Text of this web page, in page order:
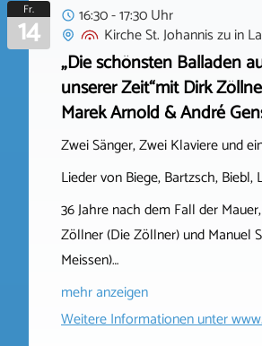
Fr.
14
16:30 - 17:30 Uhr
Kirche St. Johannis zuin
„Die schönsten Balladen
unserer Zeit“mit Dirk
Marek Arnold & André
Zwei Sänger, Zwei Klaviere und
Lieder von Biege, Bartzsch, Biebl,
36 Jahre nach dem Fall der
Zöllner (Die Zöllner) und Manuel
Meissen)…
mehr anzeigen
Weitere Informationen unter